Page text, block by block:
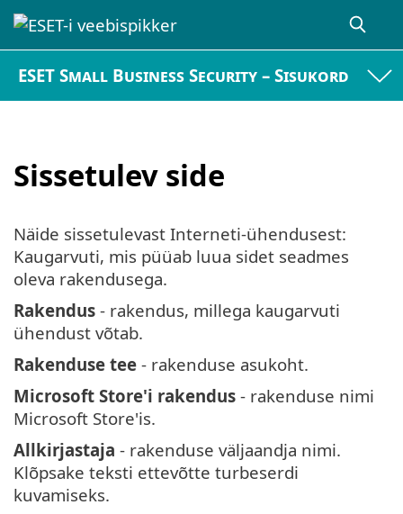
ESET Small Business Security – Sisukord
Sissetulev side
Näide sissetulevast Interneti-ühendusest:
Kaugarvuti, mis püüab luua sidet seadmes
oleva rakendusega.
Rakendus - rakendus, millega kaugarvuti
ühendust võtab.
Rakenduse tee - rakenduse asukoht.
Microsoft Store'i rakendus - rakenduse nimi
Microsoft Store'is.
Allkirjastaja - rakenduse väljaandja nimi.
Klõpsake teksti ettevõtte turbeserdi
kuvamiseks.